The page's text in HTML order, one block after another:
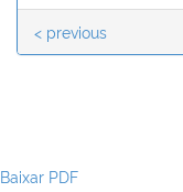
< previous
Baixar PDF